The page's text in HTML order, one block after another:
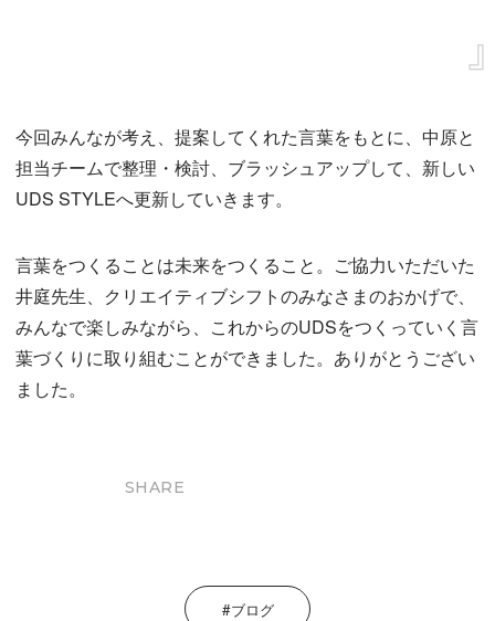
今回みんなが考え、提案してくれた言葉をもとに、中原と
担当チームで整理・検討、ブラッシュアップして、新しい
UDS STYLEへ更新していきます。
言葉をつくることは未来をつくること。ご協力いただいた
井庭先生、クリエイティブシフトのみなさまのおかげで、
みんなで楽しみながら、これからのUDSをつくっていく言
葉づくりに取り組むことができました。ありがとうござい
ました。
SHARE
ブログ